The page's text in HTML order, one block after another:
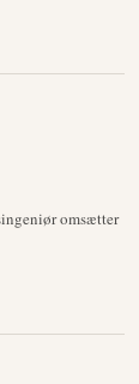
omsætter